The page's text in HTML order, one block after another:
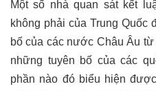
Một số nhà quan sát kết
không phải của Trung Quốc
bố của các nước Châu Âu
những tuyên bố của các
phần nào đó biểu hiện